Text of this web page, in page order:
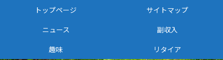
トップページ
サイトマップ
ニュース
副収入
趣味
リタイア